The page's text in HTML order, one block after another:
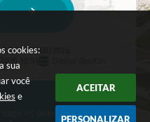
cookies:
sua
você
e
ACEITAR
PERSONALIZAR
3.5.3 - 19/06/2026
10:59
os direitos reservados -